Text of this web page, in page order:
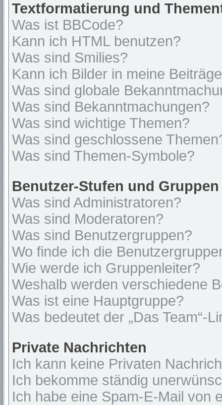
Textformatierung und
Was ist BBCode?
Kann ich HTML benutzen?
Was sind Smilies?
Kann ich Bilder in meine
Was sind globale
Was sind Bekanntmachungen?
Was sind wichtige Themen?
Was sind geschlossene
Was sind Themen-Symbole?
Benutzer-Stufen und Gruppen
Was sind Administratoren?
Was sind Moderatoren?
Was sind Benutzergruppen?
Wo finde ich die
Wie werde ich Gruppenleiter?
Weshalb werden verschiedene
Was ist eine Hauptgruppe?
Was bedeutet der „Das Team“-
Private Nachrichten
Ich kann keine Privaten
Ich bekomme ständig
Ich habe eine Spam-E-Mail von